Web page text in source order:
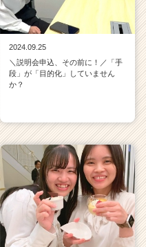
2024.09.25
＼説明会申込、その前に！／「手
段」が「目的化」していません
か？